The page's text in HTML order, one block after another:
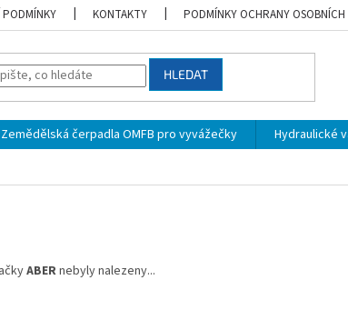
KONTAKTY PODMÍNKY OCHRANY OSOBNÍCH
HLEDAT
čerpadla OMFB pro vyvážečky Hydraulické
ABERnebyly nalezeny...